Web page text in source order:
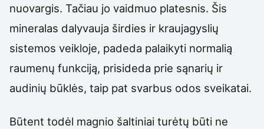
nuovargis. Tačiau jo vaidmuo platesnis. Šis
mineralas dalyvauja širdies ir kraujagyslių
sistemos veikloje, padeda palaikyti normalią
raumenų funkciją, prisideda prie sąnarių ir
audinių būklės, taip pat svarbus odos sveikatai.
Būtent todėl magnio šaltiniai turėtų būti ne